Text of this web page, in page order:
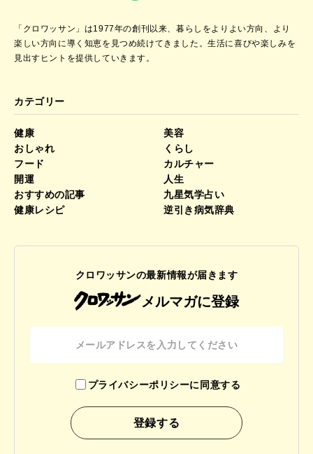
「クロワッサン」は1977年の創刊以来、暮らしをよりよい方向、より
楽しい方向に導く知恵を見つめ続けてきました。生活に喜びや楽しみを
見出すヒントを提供していきます。
カテゴリー
健康
美容
おしゃれ
くらし
フード
カルチャー
開運
人生
おすすめの記事
九星気学占い
健康レシピ
逆引き病気辞典
クロワッサンの最新情報が届きます
メルマガに登録
プライバシーポリシーに同意する